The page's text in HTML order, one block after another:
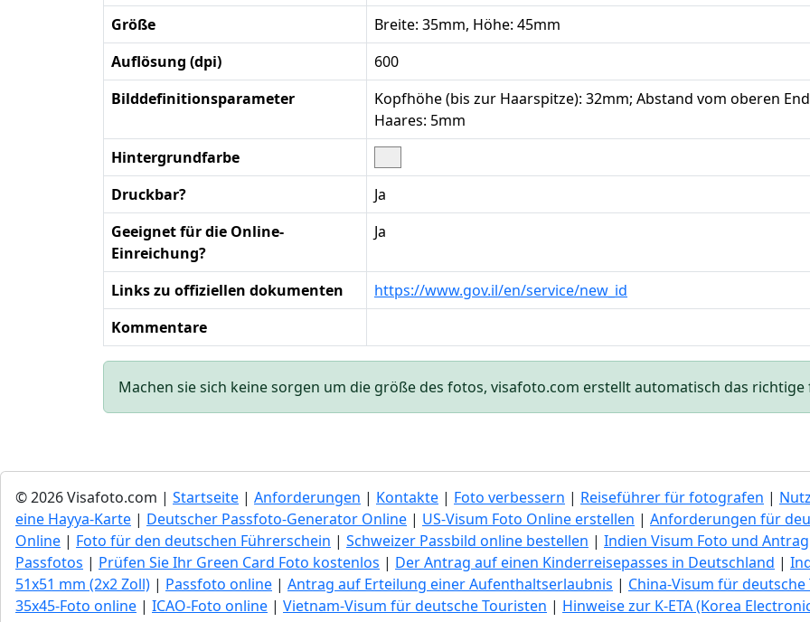
Größe
Breite: 35mm, Höhe: 45mm
Auflösung (dpi)
600
Bilddefinitionsparameter
Kopfhöhe (bis zur Haarspitze): 32mm; Abstand vom oberen
Haares: 5mm
Hintergrundfarbe
Druckbar?
Ja
Geeignet für die Online-
Einreichung?
Ja
Links zu offiziellen dokumenten
https://www.gov.il/en/service/new_id
Kommentare
Machen sie sich keine sorgen um die größe des fotos, visafoto.com erstellt automatisch das
© 2026 Visafoto.com | Startseite | Anforderungen | Kontakte | Foto verbessern | Reiseführer für fotografen |
eine Hayya-Karte | Deutscher Passfoto-Generator Online | US-Visum Foto Online erstellen | Anforderungen für
Online | Foto für den deutschen Führerschein | Schweizer Passbild online bestellen | Indien Visum Foto und Antrag
Passfotos | Prüfen Sie Ihr Green Сard Foto kostenlos | Der Antrag auf einen Kinderreisepasses in Deutschland |
51x51 mm (2x2 Zoll) | Passfoto online | Antrag auf Erteilung einer Aufenthaltserlaubnis | China-Visum für
35x45-Foto online | ICAO-Foto online | Vietnam-Visum für deutsche Touristen | Hinweise zur K-ETA (Korea